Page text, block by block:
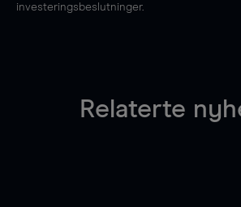
investeringsbeslutninger.
Relaterte